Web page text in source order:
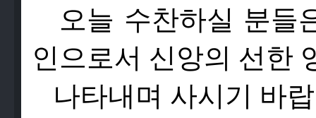
오늘 수찬하실 분들
인으로서 신 앙의 선 한
나타내며 사시 기 바랍